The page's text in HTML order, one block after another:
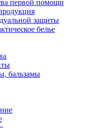
первой помощи
защиты
белье
бальзамы